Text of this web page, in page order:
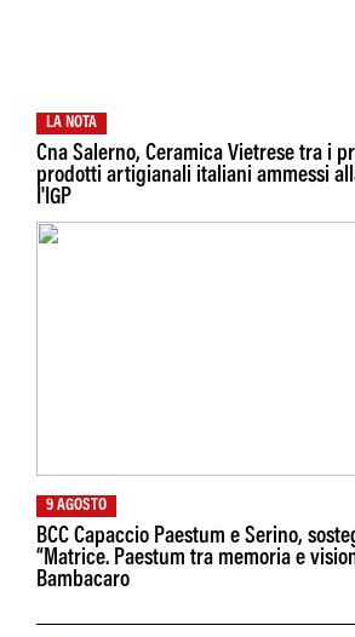
LA NOTA
Cna Salerno, Ceramica Vietrese tra i
prodotti artigianali italiani ammessi
I'IGP
9 AGOSTO
BCC Capaccio Paestum e Serino,
“Matrice. Paestum tra memoria e
Bambacaro